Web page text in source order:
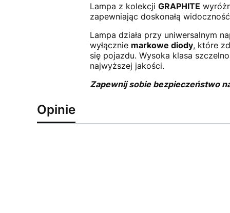
Lampa z kolekcji GRAPHITE
zapewniając doskonałą
Lampa działa przy uniwersalnym
wyłącznie markowe diody, które
się pojazdu. Wysoka klasa
najwyższej jakości.
Zapewnij sobie bezpieczeństwo
Opinie